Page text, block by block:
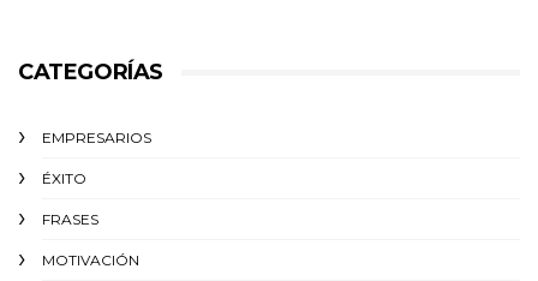
CATEGORÍAS
EMPRESARIOS
ÉXITO‬
FRASES
MOTIVACIÓN